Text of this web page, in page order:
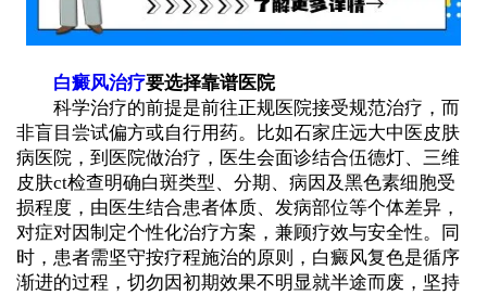
白癜风治疗要选择靠谱医院
科学治疗的前提是前往正规医院接受规范治疗，而
非盲目尝试偏方或自行用药。比如石家庄远大中医皮肤
病医院，到医院做治疗，医生会面诊结合伍德灯、三维
皮肤ct检查明确白斑类型、分期、病因及黑色素细胞受
损程度，由医生结合患者体质、发病部位等个体差异，
对症对因制定个性化治疗方案，兼顾疗效与安全性。同
时，患者需坚守按疗程施治的原则，白癜风复色是循序
渐进的过程，切勿因初期效果不明显就半途而废，坚持